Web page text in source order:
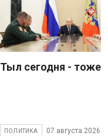
Тыл сегодня - тоже
ПОЛИТИКА 07 августа 2026